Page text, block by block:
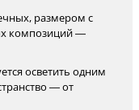
размером с
композиций —
осветить одним
— от